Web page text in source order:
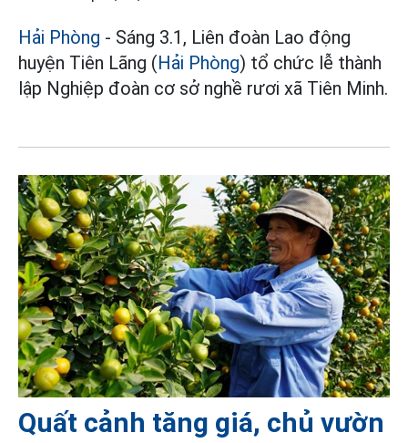
Hải Phòng - Sáng 3.1, Liên đoàn Lao động
huyện Tiên Lãng (Hải Phòng) tổ chức lễ thành
lập Nghiệp đoàn cơ sở nghề rươi xã Tiên Minh.
Quất cảnh tăng giá, chủ vườn